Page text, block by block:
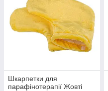
Шкарпетки для
парафінотерапії Жовті